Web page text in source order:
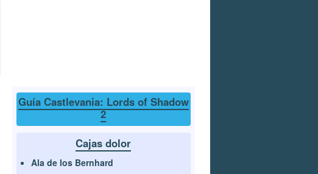
Guía Castlevania: Lords of Shadow
2
Cajas dolor
Ala de los Bernhard